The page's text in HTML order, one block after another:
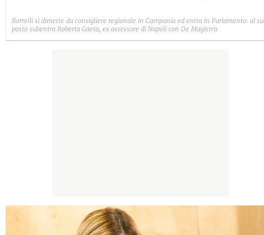
Borrelli si dimette da consigliere regionale in Campania ed entra in Parlamento: al
posto subentra Roberta Gaeta, ex assessore di Napoli con De Magistris